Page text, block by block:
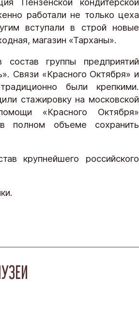
работали не только цеха
вступали в строй новые
магазин «Тарханы».
группы предприятий
Связи «Красного Октября» и
были крепкими.
стажировку на московской
«Красного Октября»
полном объеме сохранить
крупнейшего российского